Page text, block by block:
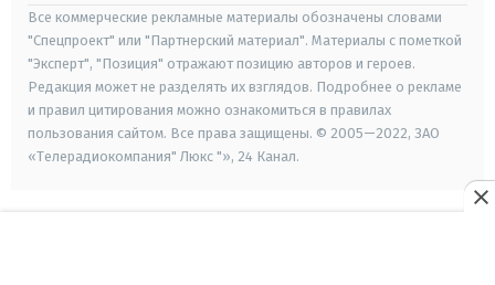
Все коммерческие рекламные материалы обозначены словами
"Спецпроект" или "Партнерский материал". Материалы с пометкой
"Эксперт", "Позиция" отражают позицию авторов и героев.
Редакция может не разделять их взглядов. Подробнее о рекламе
и правил цитирования можно ознакомиться в правилах
пользования сайтом. Все права защищены. © 2005—2022, ЗАО
«Телерадиокомпания" Люкс "», 24 Канал.